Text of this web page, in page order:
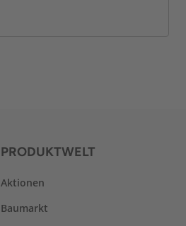
PRODUKTWELT
Aktionen
Baumarkt